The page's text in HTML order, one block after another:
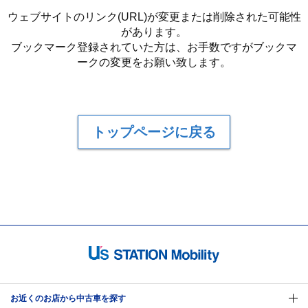
ウェブサイトのリンク(URL)が変更または削除された可能性
があります。
ブックマーク登録されていた方は、お手数ですがブックマ
ークの変更をお願い致します。
トップページに戻る
お近くのお店から中古車を探す